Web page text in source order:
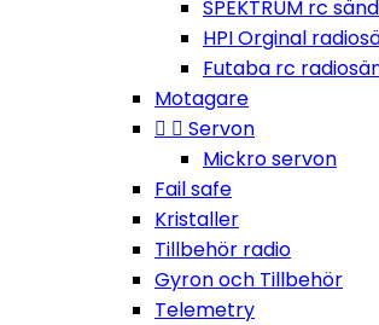
SPEKTRUM rc
HPI Orginal
Futaba rc
Motagare
  Servon
Mickro servon
Fail safe
Kristaller
Tillbehör radio
Gyron och Tillbehör
Telemetry